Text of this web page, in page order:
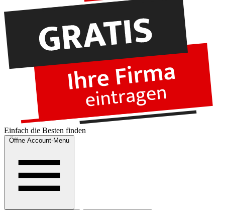
Einfach die Besten finden
Öffne Account-Menu